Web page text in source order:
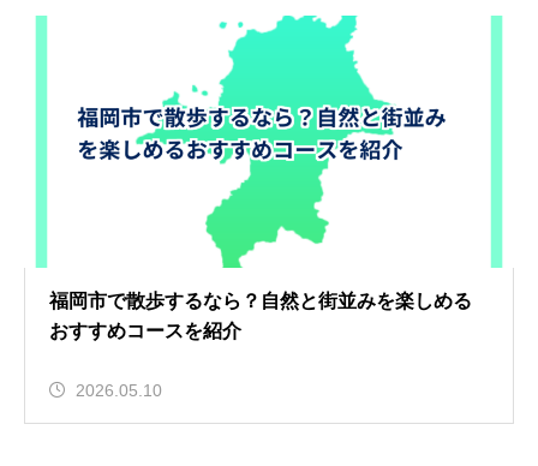
福岡市で散歩するなら？自然と街並みを楽しめる
おすすめコースを紹介
2026.05.10